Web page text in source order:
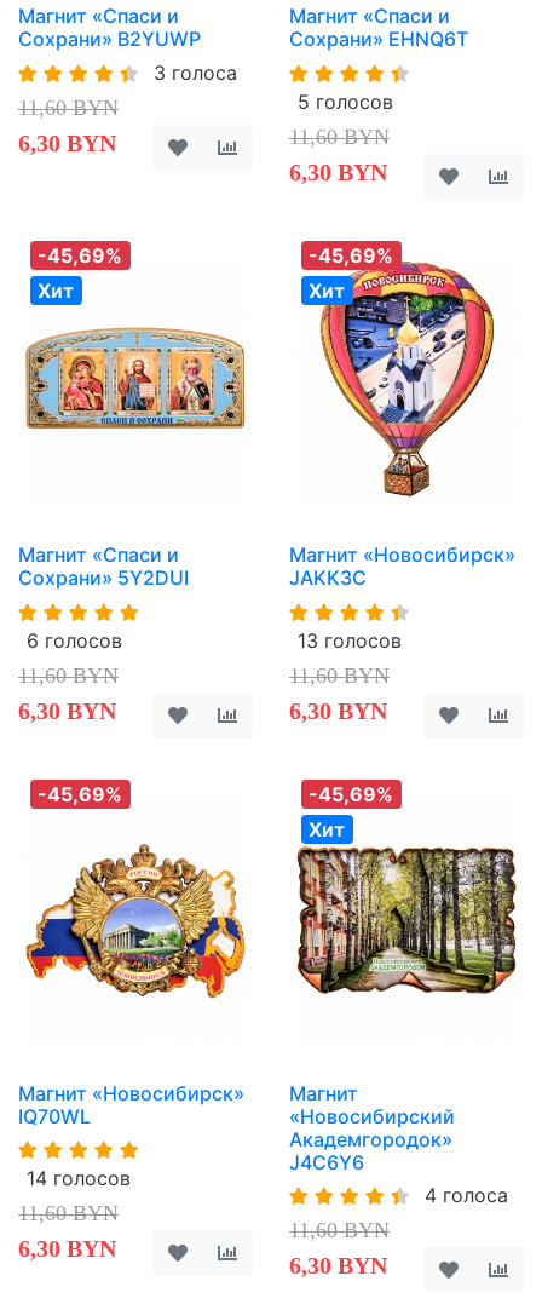
Магнит «Спаси и
Сохрани» B2YUWP
3 голоса
11,60 BYN
6,30 BYN
Магнит «Спаси и
Сохрани» EHNQ6T
5 голосов
11,60 BYN
6,30 BYN
-45,69%
Хит
Магнит «Спаси и
Сохрани» 5Y2DUI
6 голосов
11,60 BYN
6,30 BYN
-45,69%
Хит
Магнит «Новосибирск»
JAKK3C
13 голосов
11,60 BYN
6,30 BYN
-45,69%
Магнит «Новосибирск»
IQ70WL
14 голосов
11,60 BYN
6,30 BYN
-45,69%
Хит
Магнит
«Новосибирский
Академгородок»
J4C6Y6
4 голоса
11,60 BYN
6,30 BYN